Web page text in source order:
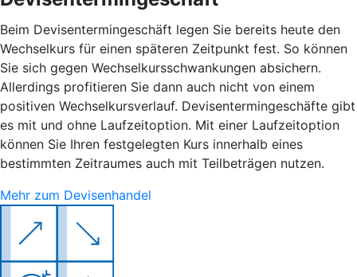
Beim Devisentermingeschäft legen Sie bereits heute den
Wechselkurs für einen späteren Zeitpunkt fest. So können
Sie sich gegen Wechselkursschwankungen absichern.
Allerdings profitieren Sie dann auch nicht von einem
positiven Wechselkursverlauf. Devisentermingeschäfte gibt
es mit und ohne Laufzeitoption. Mit einer Laufzeitoption
können Sie Ihren festgelegten Kurs innerhalb eines
bestimmten Zeitraumes auch mit Teilbeträgen nutzen.
Mehr zum Devisenhandel